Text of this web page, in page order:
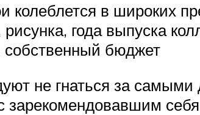
колеблется в широких
года выпуска
собственный бюджет
не гнаться за
зарекомендовавшим